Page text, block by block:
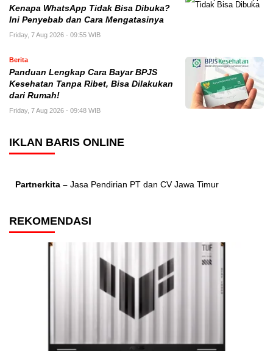
Kenapa WhatsApp Tidak Bisa Dibuka?
Ini Penyebab dan Cara Mengatasinya
Friday, 7 Aug 2026 - 09:55 WIB
Berita
Panduan Lengkap Cara Bayar BPJS
Kesehatan Tanpa Ribet, Bisa Dilakukan
dari Rumah!
Friday, 7 Aug 2026 - 09:48 WIB
IKLAN BARIS ONLINE
Partnerkita – Jasa Pendirian PT dan CV Jawa Timur
REKOMENDASI